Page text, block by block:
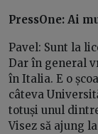
PressOne: Ai
Pavel: Sunt la
Dar în general
în Italia. E o
câteva
totuși unul
Visez să ajung